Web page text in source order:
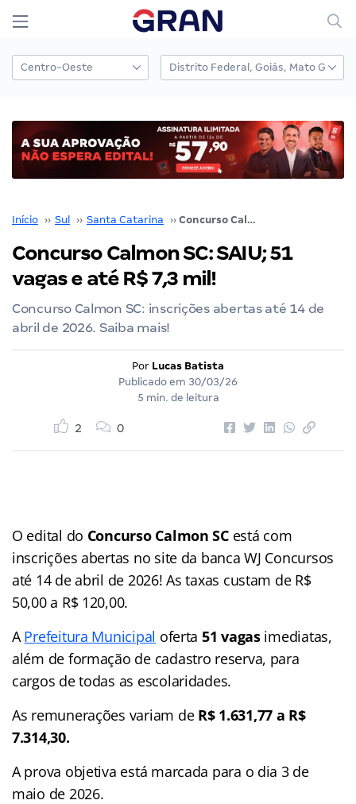
Início ›› Sul ›› Santa Catarina ›› Concurso Calmon SC: SAIU; 51 vagas e até R$ 7,3 mil!
Concurso Calmon SC: SAIU; 51
vagas e até R$ 7,3 mil!
Concurso Calmon SC: inscrições abertas até 14 de
abril de 2026. Saiba mais!
Por Lucas Batista
Publicado em 30/03/26
5 min. de leitura
2 0
O edital do Concurso Calmon SCestá com
inscrições abertas no site da banca WJ Concursos
até 14 de abril de 2026! As taxas custam de R$
50,00 a R$ 120,00.
APrefeitura Municipal oferta 51 vagasimediatas,
além de formação de cadastro reserva, para
cargos de todas as escolaridades.
As remunerações variam de R$ 1.631,77 a R$
7.314,30.
A prova objetiva está marcada para o dia 3 de
maio de 2026.